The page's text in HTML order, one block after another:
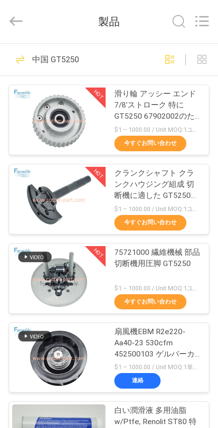
プ
ト
に
つ
行
2026
DONGGUAN
EQUIPMENT
カッターパーツ
156
カッターGT7250
271
カッターGTXL
158
カッターXlc7000
213
製品
中国 GT5250
HOT
滑り輪 アッシー エンド
7/8'ストローク 特に
GT5250 67902002のた
めのスーツバール
$1 – 1000.00 / Unit MOQ:1ユニット/ユニットが交渉します
今すぐお問い合わせ
HOT
クランクシャフト クラ
ンクハウジング組成 切
断機に適した GT5250
66469001
今すぐお問い合わせ
HOT
75721000 繊維機械 部品
切断機用圧脚 GT5250
今すぐお問い合わせ
扇風機EBM R2e220-
Aa40-23 530cfm
452500103 ゲルバーカ
ット機GT5250 S5200の
ために
$1 – 1000.00 / Unit MOQ:1単位/交渉
連絡
白い潤滑液 多用油脂
w/Ptfe, Renolit ST80 特